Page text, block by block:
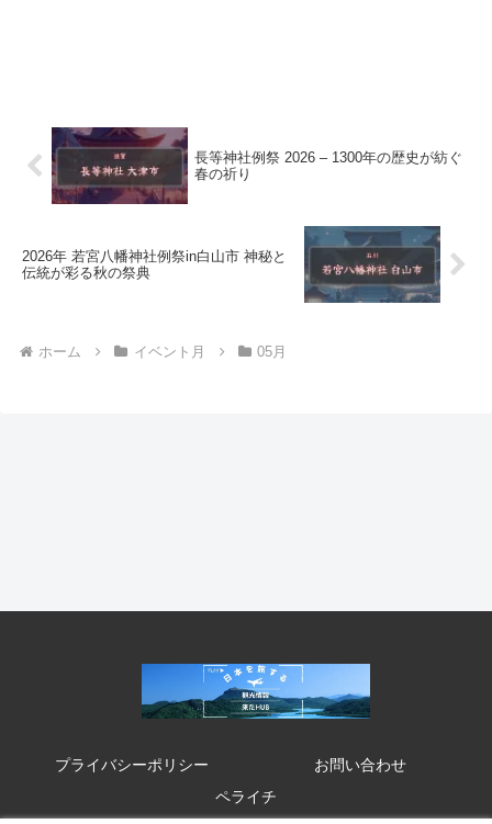
長等神社例祭 2026 – 1300年の歴史が紡ぐ
春の祈り
2026年 若宮八幡神社例祭in白山市 神秘と
伝統が彩る秋の祭典
ホーム イベント月 05月
プライバシーポリシー
お問い合わせ
ペライチ